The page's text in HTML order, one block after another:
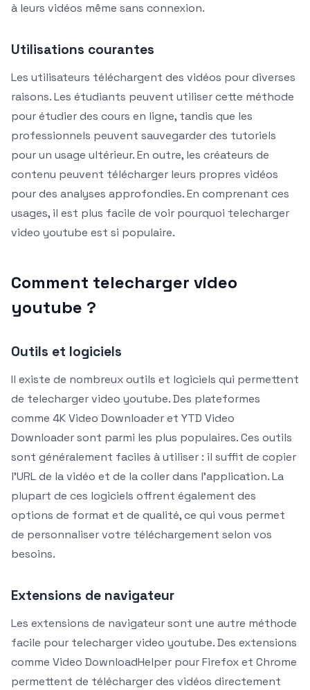
à leurs vidéos même sans connexion.
Utilisations courantes
Les utilisateurs téléchargent des vidéos pour diverses
raisons. Les étudiants peuvent utiliser cette méthode
pour étudier des cours en ligne, tandis que les
professionnels peuvent sauvegarder des tutoriels
pour un usage ultérieur. En outre, les créateurs de
contenu peuvent télécharger leurs propres vidéos
pour des analyses approfondies. En comprenant ces
usages, il est plus facile de voir pourquoi telecharger
video youtube est si populaire.
Comment telecharger video
youtube ?
Outils et logiciels
Il existe de nombreux outils et logiciels qui permettent
de telecharger video youtube. Des plateformes
comme 4K Video Downloader et YTD Video
Downloader sont parmi les plus populaires. Ces outils
sont généralement faciles à utiliser : il suffit de copier
l’URL de la vidéo et de la coller dans l’application. La
plupart de ces logiciels offrent également des
options de format et de qualité, ce qui vous permet
de personnaliser votre téléchargement selon vos
besoins.
Extensions de navigateur
Les extensions de navigateur sont une autre méthode
facile pour telecharger video youtube. Des extensions
comme Video DownloadHelper pour Firefox et Chrome
permettent de télécharger des vidéos directement